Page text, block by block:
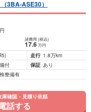
（3BA-ASE30）
諸費用 (税込)
17.6 万円
走行 1.8万km
付 保証 あり
整備有
庫確認・見積り依頼
話する